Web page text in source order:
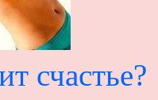
счастье?